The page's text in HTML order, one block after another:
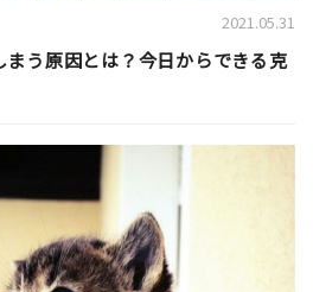
2021.05.31
う原因とは？今日からできる克